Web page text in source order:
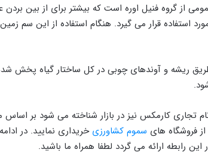
از گروه فنیل اوره است که بیشتر برای از بین
استفاده قرار می گیرد. هنگام استفاده از این سم
ریشه و آوندهای چوبی در کل ساختار گیاه پخش
تجاری کارمکس نیز در بازار شناخته می شود بر اساس
فروشگاه های سموم کشاورزی خریداری نمایید. در
رابطه ارائه می گردد لطفا همراه ما باشید.